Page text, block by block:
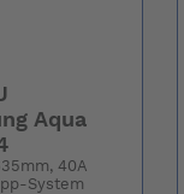
Aqua
40A
System